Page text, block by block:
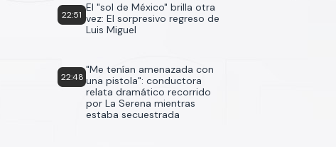
22:51
El "sol de México" brilla otra
vez: El sorpresivo regreso de
Luis Miguel
22:48
"Me tenían amenazada con
una pistola": conductora
relata dramático recorrido
por La Serena mientras
estaba secuestrada